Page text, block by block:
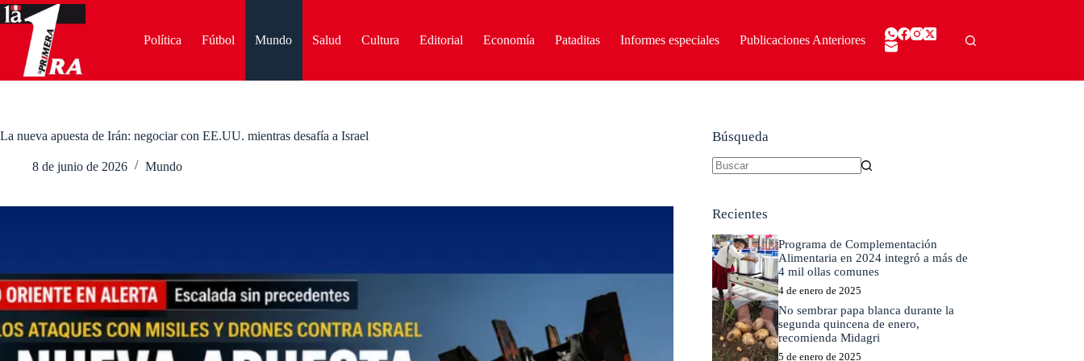
Saltar
al
contenido
Política Fútbol Mundo Salud Cultura Editorial Economía Pataditas Informes especiales Publicaciones Anteriores
La nueva apuesta de Irán: negociar con EE.UU. mientras desafía a Israel
8 de junio de 2026 Mundo
Búsqueda
Recientes
Programa de Complementación
Alimentaria en 2024 integró a más de
4 mil ollas comunes
4 de enero de 2025
No sembrar papa blanca durante la
segunda quincena de enero,
recomienda Midagri
5 de enero de 2025